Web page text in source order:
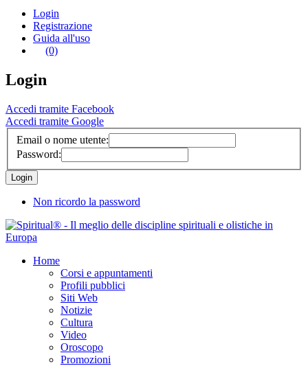
Login
Registrazione
Guida all'uso
(0)
Login
Accedi tramite Facebook
Accedi tramite Google
Email o nome utente:
Password:
Non ricordo la password
Home
Corsi e appuntamenti
Profili pubblici
Siti Web
Notizie
Cultura
Video
Oroscopo
Promozioni